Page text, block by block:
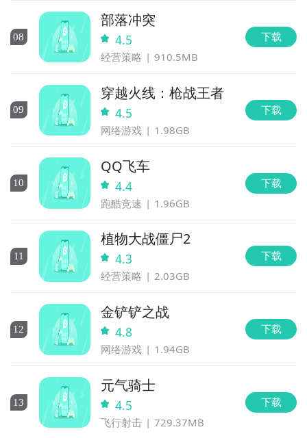
08
部落冲突
4.5
经营策略 910.5MB
下载
09
穿越火线：枪战王者
4.5
网络游戏 1.98GB
下载
10
QQ飞车
4.4
跑酷竞速 1.96GB
下载
11
植物大战僵尸2
4.3
经营策略 2.03GB
下载
12
金铲铲之战
4.8
网络游戏 1.94GB
下载
13
元气骑士
4.5
飞行射击 729.37MB
下载